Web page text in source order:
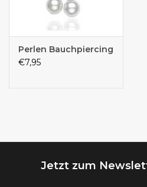
Perlen Bauchpiercing
€7,95
Jetzt zum